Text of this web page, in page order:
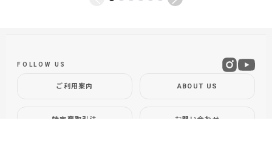
ご利用案内 ABOUT US
特定商取引法 お問い合わせ
FOLLOW US